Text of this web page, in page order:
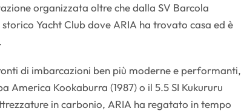
organizzata oltre che dalla SV Barcola
Yacht Club dove ARIA ha trovato casa ed è
di imbarcazioni ben più moderne e performanti,
America Kookaburra (1987) o il 5.5 SI Kukururu
in carbonio, ARIA ha regatato in tempo